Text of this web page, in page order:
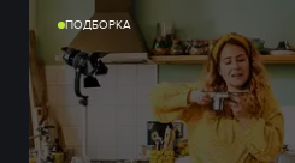
ПОДБОРКА